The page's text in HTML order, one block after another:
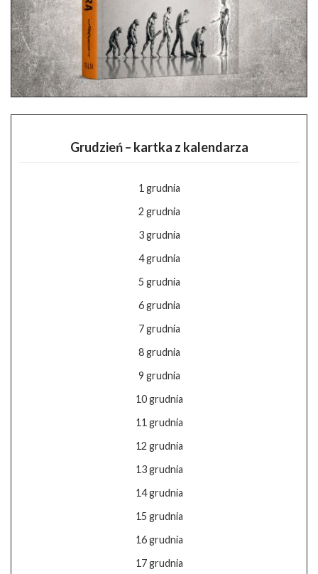
Grudzień – kartka z kalendarza
1 grudnia
2 grudnia
3 grudnia
4 grudnia
5 grudnia
6 grudnia
7 grudnia
8 grudnia
9 grudnia
10 grudnia
11 grudnia
12 grudnia
13 grudnia
14 grudnia
15 grudnia
16 grudnia
17 grudnia